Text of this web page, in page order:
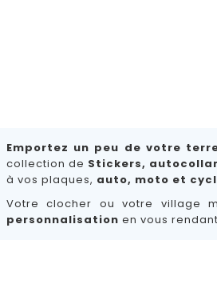
Emportez un peu de votre
collection de Stickers,
à vos plaques, auto, moto et
Votre clocher ou votre village
personnalisation en vous